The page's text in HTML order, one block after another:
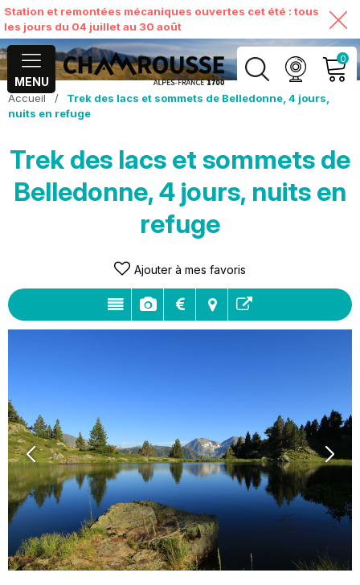
Station et remontées mécaniques ouvertes cet été : tous
les jours du 04 juillet au 30 août
MENU
0
MON COMPTE
VOIR MON PANIER
Accueil /
Trek des lacs et sommets de Belledonne, 4 jours,
nuits en refuge
Trek des lacs et sommets de
Belledonne, 4 jours, nuits en
refuge
Ajouter à mes favoris